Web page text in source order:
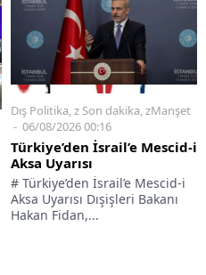
Dış Politika,z Son dakika,zManşet
06/08/2026 00:16
Türkiye’den İsrail’e Mescid-i
Aksa Uyarısı
# Türkiye’den İsrail’e Mescid-i
Aksa Uyarısı Dışişleri Bakanı
Hakan Fidan,...